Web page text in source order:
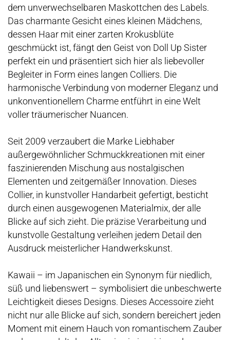
dem unverwechselbaren Maskottchen des Labels.
Das charmante Gesicht eines kleinen Mädchens,
dessen Haar mit einer zarten Krokusblüte
geschmückt ist, fängt den Geist von Doll Up Sister
perfekt ein und präsentiert sich hier als liebevoller
Begleiter in Form eines langen Colliers. Die
harmonische Verbindung von moderner Eleganz und
unkonventionellem Charme entführt in eine Welt
voller träumerischer Nuancen.
Seit 2009 verzaubert die Marke Liebhaber
außergewöhnlicher Schmuckkreationen mit einer
faszinierenden Mischung aus nostalgischen
Elementen und zeitgemäßer Innovation. Dieses
Collier, in kunstvoller Handarbeit gefertigt, besticht
durch einen ausgewogenen Materialmix, der alle
Blicke auf sich zieht. Die präzise Verarbeitung und
kunstvolle Gestaltung verleihen jedem Detail den
Ausdruck meisterlicher Handwerkskunst.
Kawaii – im Japanischen ein Synonym für niedlich,
süß und liebenswert – symbolisiert die unbeschwerte
Leichtigkeit dieses Designs. Dieses Accessoire zieht
nicht nur alle Blicke auf sich, sondern bereichert jeden
Moment mit einem Hauch von romantischem Zauber